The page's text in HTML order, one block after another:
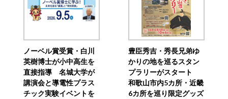
ノーベル賞受賞・白川
英樹博士が小中高生を
直接指導 名城大学が
講演会と導電性プラス
チック実験イベントを
豊臣秀吉・秀長兄弟ゆ
かりの地を巡るスタン
プラリーがスタート
和歌山市内5カ所・近畿
6カ所を巡り限定グッズ